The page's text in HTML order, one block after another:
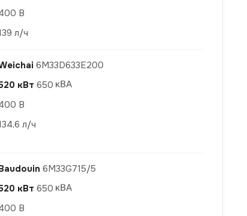
В
л/ч
6M33D633E200
кВт 650
В
л/ч
6M33G715/5
кВт 650
В